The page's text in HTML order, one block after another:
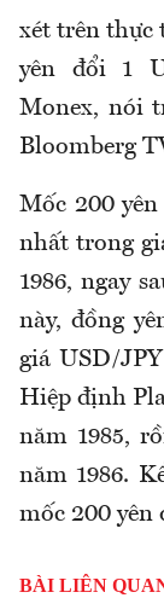
xét trên thực
yên đổi 1
Monex, nói
Bloomberg
Mốc 200
nhất trong
1986, ngay
này, đồng
giá USD/
Hiệp định
năm 1985,
năm 1986.
mốc 200 yên
BÀI LIÊN